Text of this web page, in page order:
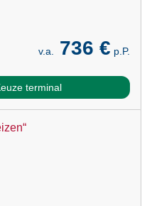
v.a. 736 € p.P.
terminal